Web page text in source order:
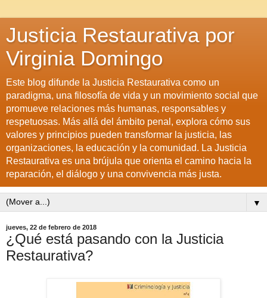
Justicia Restaurativa por
Virginia Domingo
Este blog difunde la Justicia Restaurativa como un
paradigma, una filosofía de vida y un movimiento social que
promueve relaciones más humanas, responsables y
respetuosas. Más allá del ámbito penal, explora cómo sus
valores y principios pueden transformar la justicia, las
organizaciones, la educación y la comunidad. La Justicia
Restaurativa es una brújula que orienta el camino hacia la
reparación, el diálogo y una convivencia más justa.
▼
jueves, 22 de febrero de 2018
¿Qué está pasando con la Justicia
Restaurativa?